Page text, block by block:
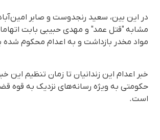
در این بین، سعید رنجدوست و صابر
مشابه "قتل عمد" و مهدی حبیبی بابت
مواد مخدر بازداشت و به اعدام محکوم شده
خبر اعدام این زندانیان تا زمان تنظیم این
حکومتی به ویژه رسانه‌های نزدیک به قوه
است.